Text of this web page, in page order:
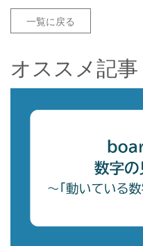
一覧に戻る
オススメ記事